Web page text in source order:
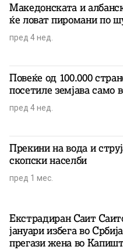
Македонската и
ќе ловат пиромани по
пред 4 нед.
Повеќе од 100.000
посетиле земјава само
пред 4 нед.
Прекини на вода и
скопски населби
пред 1 мес.
Екстрадиран Саит
јануари избега во
прегази жена во